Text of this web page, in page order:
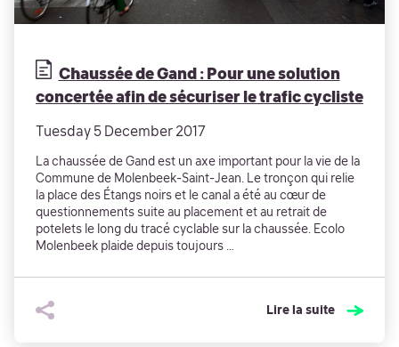
Chaussée de Gand : Pour une solution
concertée afin de sécuriser le trafic cycliste
Tuesday 5 December 2017
La chaussée de Gand est un axe important pour la vie de la
Commune de Molenbeek-Saint-Jean. Le tronçon qui relie
la place des Étangs noirs et le canal a été au cœur de
questionnements suite au placement et au retrait de
potelets le long du tracé cyclable sur la chaussée. Ecolo
Molenbeek plaide depuis toujours …
Lire la suite